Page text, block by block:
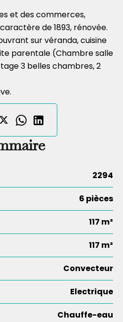
et des commerces,
de 1893, rénovée.
sur véranda, cuisine
parentale (Chambre salle
3 belles chambres, 2
2294
6 pièces
117 m²
117 m²
Convecteur
Electrique
Chauffe-eau